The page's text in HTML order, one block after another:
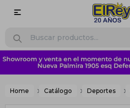

Home Catálogo Deportes